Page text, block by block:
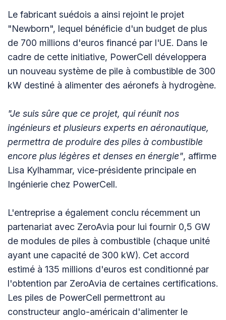
Le fabricant suédois a ainsi rejoint le projet
"Newborn", lequel bénéficie d'un budget de plus
de 700 millions d'euros financé par l'UE. Dans le
cadre de cette initiative, PowerCell développera
un nouveau système de pile à combustible de 300
kW destiné à alimenter des aéronefs à hydrogène.
"Je suis sûre que ce projet, qui réunit nos
ingénieurs et plusieurs experts en aéronautique,
permettra de produire des piles à combustible
encore plus légères et denses en énergie", affirme
Lisa Kylhammar, vice-présidente principale en
Ingénierie chez PowerCell.
L'entreprise a également conclu récemment un
partenariat avec ZeroAvia pour lui fournir 0,5 GW
de modules de piles à combustible (chaque unité
ayant une capacité de 300 kW). Cet accord
estimé à 135 millions d'euros est conditionné par
l'obtention par ZeroAvia de certaines certifications.
Les piles de PowerCell permettront au
constructeur anglo-américain d'alimenter le